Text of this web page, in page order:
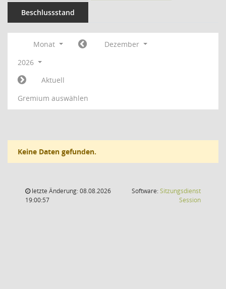
Beschlussstand
Monat
Dezember
2026
Aktuell
Gremium auswählen
Keine Daten gefunden.
letzte Änderung: 08.08.2026
19:00:57
Software:Sitzungsdienst
Session(Wird in